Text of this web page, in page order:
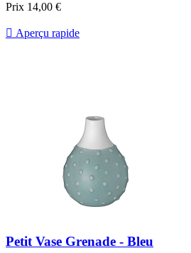
Prix 14,00 €
 Aperçu rapide
Petit Vase Grenade - Bleu